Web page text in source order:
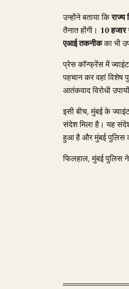
उन्होंने बताया किराज्य
तैनात होंगी। 10 हजार
एआई तकनीकका भी
प्रेस कॉन्फ्रेंस में
पहचान कर वहां विशेष
आतंकवाद विरोधी
इसी बीच, मुंबई के
संदेश मिला है। यह
हुआ है और मुंबई पुलिस
फिलहाल, मुंबई पुलिस